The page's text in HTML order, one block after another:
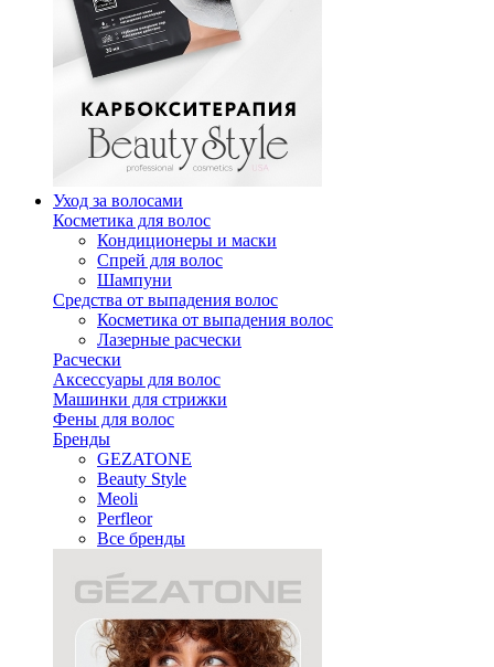
Уход за волосами
Косметика для волос
Кондиционеры и маски
Спрей для волос
Шампуни
Средства от выпадения волос
Косметика от выпадения волос
Лазерные расчески
Расчески
Аксессуары для волос
Машинки для стрижки
Фены для волос
Бренды
GEZATONE
Beauty Style
Meoli
Perfleor
Все бренды